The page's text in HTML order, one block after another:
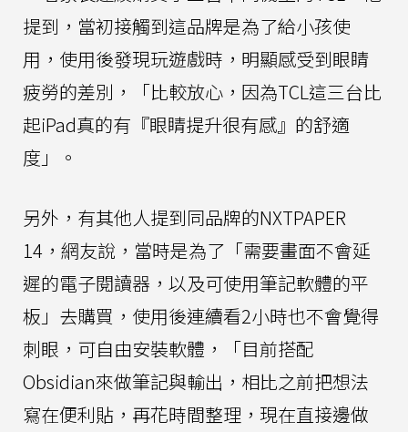
提到，當初接觸到這品牌是為了給小孩使
用，使用後發現玩遊戲時，明顯感受到眼睛
疲勞的差別，「比較放心，因為TCL這三台比
起iPad真的有『眼睛提升很有感』的舒適
度」。
另外，有其他人提到同品牌的NXTPAPER
14，網友說，當時是為了「需要畫面不會延
遲的電子閱讀器，以及可使用筆記軟體的平
板」去購買，使用後連續看2小時也不會覺得
刺眼，可自由安裝軟體，「目前搭配
Obsidian來做筆記與輸出，相比之前把想法
寫在便利貼，再花時間整理，現在直接邊做